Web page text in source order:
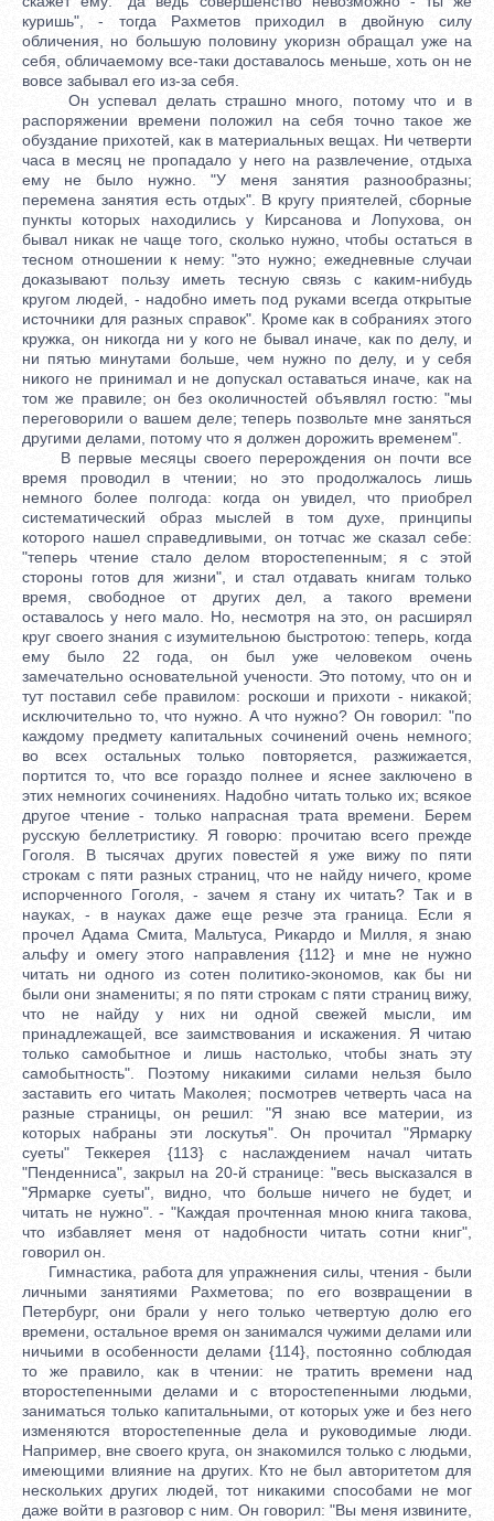
куришь", - тогда Рахметов приходил в двойную силу
обличения, но большую половину укоризн обращал уже на
себя, обличаемому все-таки доставалось меньше, хоть он не
вовсе забывал его из-за себя.
Он успевал делать страшно много, потому что и в
распоряжении времени положил на себя точно такое же
обуздание прихотей, как в материальных вещах. Ни четверти
часа в месяц не пропадало у него на развлечение, отдыха
ему не было нужно. "У меня занятия разнообразны;
перемена занятия есть отдых". В кругу приятелей, сборные
пункты которых находились у Кирсанова и Лопухова, он
бывал никак не чаще того, сколько нужно, чтобы остаться в
тесном отношении к нему: "это нужно; ежедневные случаи
доказывают пользу иметь тесную связь с каким-нибудь
кругом людей, - надобно иметь под руками всегда открытые
источники для разных справок". Кроме как в собраниях этого
кружка, он никогда ни у кого не бывал иначе, как по делу, и
ни пятью минутами больше, чем нужно по делу, и у себя
никого не принимал и не допускал оставаться иначе, как на
том же правиле; он без околичностей объявлял гостю: "мы
переговорили о вашем деле; теперь позвольте мне заняться
другими делами, потому что я должен дорожить временем".
В первые месяцы своего перерождения он почти все
время проводил в чтении; но это продолжалось лишь
немного более полгода: когда он увидел, что приобрел
систематический образ мыслей в том духе, принципы
которого нашел справедливыми, он тотчас же сказал себе:
"теперь чтение стало делом второстепенным; я с этой
стороны готов для жизни", и стал отдавать книгам только
время, свободное от других дел, а такого времени
оставалось у него мало. Но, несмотря на это, он расширял
круг своего знания с изумительною быстротою: теперь, когда
ему было 22 года, он был уже человеком очень
замечательно основательной учености. Это потому, что он и
тут поставил себе правилом: роскоши и прихоти - никакой;
исключительно то, что нужно. А что нужно? Он говорил: "по
каждому предмету капитальных сочинений очень немного;
во всех остальных только повторяется, разжижается,
портится то, что все гораздо полнее и яснее заключено в
этих немногих сочинениях. Надобно читать только их; всякое
другое чтение - только напрасная трата времени. Берем
русскую беллетристику. Я говорю: прочитаю всего прежде
Гоголя. В тысячах других повестей я уже вижу по пяти
строкам с пяти разных страниц, что не найду ничего, кроме
испорченного Гоголя, - зачем я стану их читать? Так и в
науках, - в науках даже еще резче эта граница. Если я
прочел Адама Смита, Мальтуса, Рикардо и Милля, я знаю
альфу и омегу этого направления {112} и мне не нужно
читать ни одного из сотен политико-экономов, как бы ни
были они знамениты; я по пяти строкам с пяти страниц вижу,
что не найду у них ни одной свежей мысли, им
принадлежащей, все заимствования и искажения. Я читаю
только самобытное и лишь настолько, чтобы знать эту
самобытность". Поэтому никакими силами нельзя было
заставить его читать Маколея; посмотрев четверть часа на
разные страницы, он решил: "Я знаю все материи, из
которых набраны эти лоскутья". Он прочитал "Ярмарку
суеты" Теккерея {113} с наслаждением начал читать
"Пенденниса", закрыл на 20-й странице: "весь высказался в
"Ярмарке суеты", видно, что больше ничего не будет, и
читать не нужно". - "Каждая прочтенная мною книга такова,
что избавляет меня от надобности читать сотни книг",
говорил он.
Гимнастика, работа для упражнения силы, чтения - были
личными занятиями Рахметова; по его возвращении в
Петербург, они брали у него только четвертую долю его
времени, остальное время он занимался чужими делами или
ничьими в особенности делами {114}, постоянно соблюдая
то же правило, как в чтении: не тратить времени над
второстепенными делами и с второстепенными людьми,
заниматься только капитальными, от которых уже и без него
изменяются второстепенные дела и руководимые люди.
Например, вне своего круга, он знакомился только с людьми,
имеющими влияние на других. Кто не был авторитетом для
нескольких других людей, тот никакими способами не мог
даже войти в разговор с ним. Он говорил: "Вы меня извините,